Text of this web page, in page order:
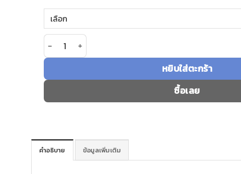
จำนวน WiWU รุ่น 3D Eagle Eyes Lens Guard - กระจ
หยิบใส่ตะกร้า
ซื้อเลย
คำอธิบาย ข้อมูลเพิ่มเติม